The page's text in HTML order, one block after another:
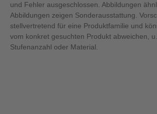
und Fehler ausgeschlossen. Abbildungen
Abbildungen zeigen Sonderausstattung.
stellvertretend für eine Produktfamilie und
vom konkret gesuchten Produkt abweichen,
Stufenanzahl oder Material.